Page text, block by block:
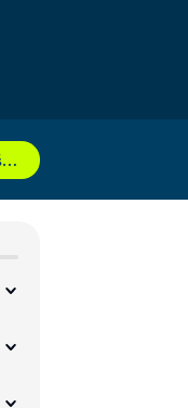
Přihlášení